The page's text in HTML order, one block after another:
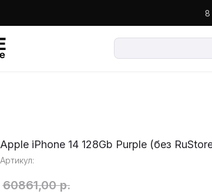
8
Apple iPhone 14 128Gb Purple (без
Артикул:
60861,00 р.